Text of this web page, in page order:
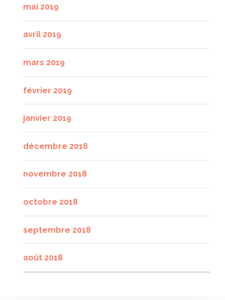
mai 2019
avril 2019
mars 2019
février 2019
janvier 2019
décembre 2018
novembre 2018
octobre 2018
septembre 2018
août 2018